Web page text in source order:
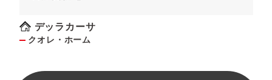
デッラカーサ
クオレ・ホーム